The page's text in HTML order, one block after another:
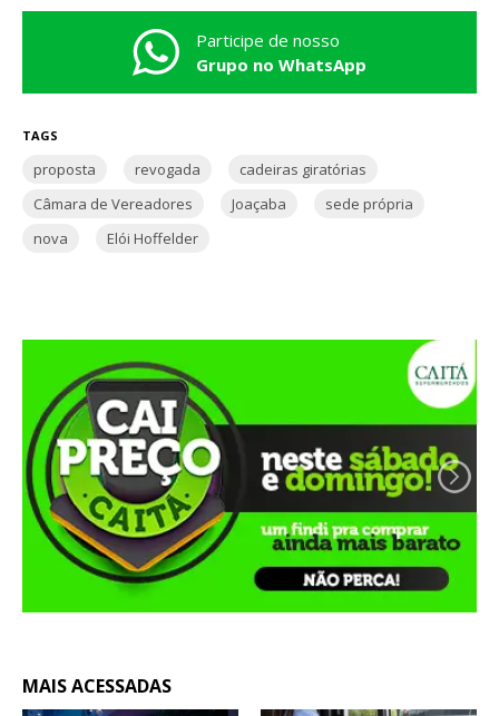
Participe de nosso
Grupo no WhatsApp
TAGS
proposta revogada
cadeiras giratórias
Câmara de Vereadores
Joaçaba
sede própria
nova
Elói Hoffelder
MAIS ACESSADAS